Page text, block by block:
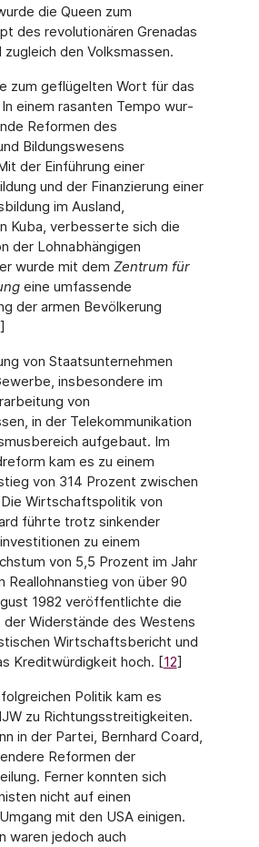
die Queen zum
des revolutionären Grenadas
den Volksmassen.
zum geflügelten Wort für das
In einem rasanten Tempo wur­
Reformen des
Bildungswesens
der Einführung einer
und der Finanzierung einer
im Ausland,
Kuba, verbesserte sich die
der Lohnabhängi­gen
wurde mit dem Zentrum für
eine umfassende
der armen Bevölkerung
]
von Staatsunternehmen
insbesondere im
von
in der Telekommunikation
aufgebaut. Im
kam es zu einem
von 314 Prozent zwischen
Wirtschaftspolitik von
führte trotz sinkender
zu einem
von 5,5 Prozent im Jahr
Reallohnanstieg von über 90
1982 veröffentlichte die
Widerstände des Westens
Wirtschaftsbericht und
Kreditwürdigkeit hoch. [12]
Politik kam es
zu Richtungsstreitigkeiten.
in der Partei, Bernhard Coard,
Reformen der
Ferner konnten sich
nicht auf einen
mit den USA einigen.
waren jedoch auch